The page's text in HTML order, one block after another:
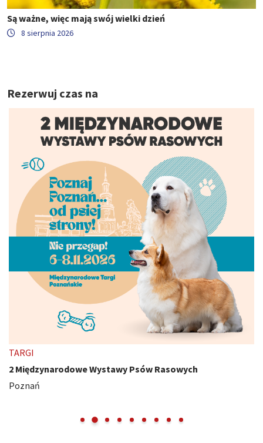
Są ważne, więc mają swój wielki dzień
8 sierpnia 2026
Rezerwuj czas na
TARGI
2 Międzynarodowe Wystawy Psów Rasowych
Poznań